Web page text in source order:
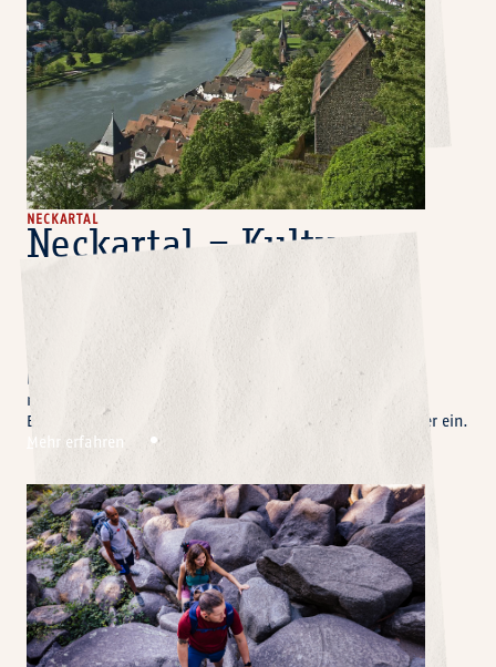
NECKARTAL
Neckartal – Kultur,
Burgen und Genuss
beeindruckende Burgen, charmante Fachwerkorte und
malerische Flussschleifen laden zu kulturellen
Entdeckungstouren und genussvollen Momenten am Wasser ein.
Mehr erfahren